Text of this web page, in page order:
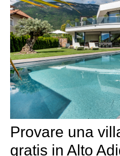
Provare una
gratis in Alto